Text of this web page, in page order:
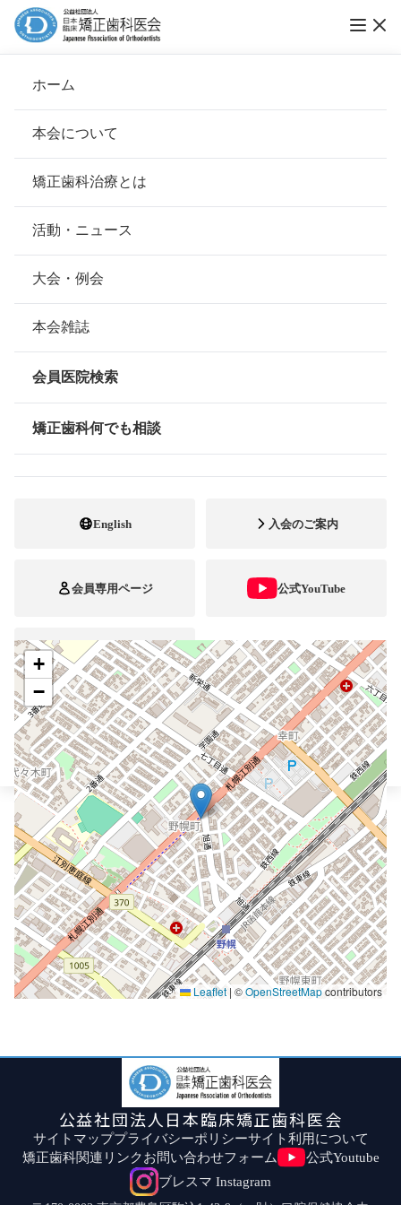
ホーム
本会について
会長挨拶
基本理念
組織について
本会の歴史
情報公開
矯正歯科治療とは
安心して治療を受けていただくための「6つの指針」
安心できる矯正歯科治療契約のための「7つの提言」
矯正歯科治療について
活動・ニュース
大会・例会
本会雑誌
会員医院検索
矯正歯科何でも相談
English 入会のご案内
会員専用ページ 公式YouTube
ブレスマ
医療法人社団常仁会クオレ矯正歯科クリニッ
ク
ホーム 会員医院検索
医療法人社団常仁会クオレ矯正歯科クリニッ
ク
会員名
電話番号 011-389-8241
顎口腔機能診断施設
自立支援医療
+
−
Leaflet | ©OpenStreetMapcontributors
公益社団法人日本臨床矯正歯科医会
サイトマッププライバシーポリシーサイト利用について
矯正歯科関連リンクお問い合わせフォーム
公式Youtube
ブレスマ Instagram